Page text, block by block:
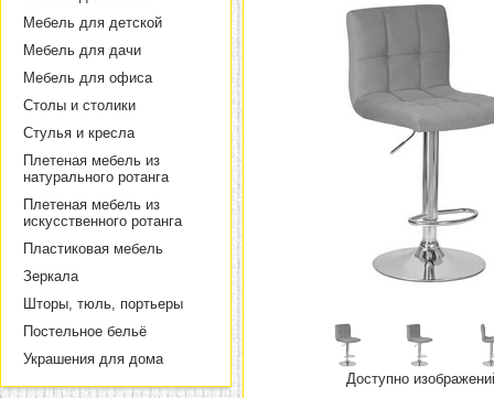
Мебель для детской
Мебель для дачи
Мебель для офиса
Столы и столики
Стулья и кресла
Плетеная мебель из
натурального ротанга
Плетеная мебель из
искусственного ротанга
Пластиковая мебель
Зеркала
Шторы, тюль, портьеры
Постельное бельё
Украшения для дома
Доступно